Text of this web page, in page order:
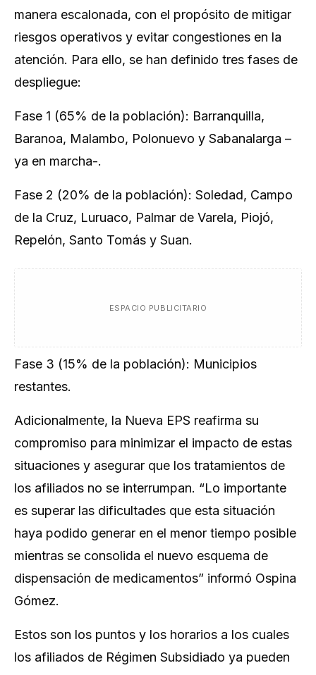
manera escalonada, con el propósito de mitigar
riesgos operativos y evitar congestiones en la
atención. Para ello, se han definido tres fases de
despliegue:
Fase 1 (65% de la población): Barranquilla,
Baranoa, Malambo, Polonuevo y Sabanalarga –
ya en marcha-.
Fase 2 (20% de la población): Soledad, Campo
de la Cruz, Luruaco, Palmar de Varela, Piojó,
Repelón, Santo Tomás y Suan.
ESPACIO PUBLICITARIO
Fase 3 (15% de la población): Municipios
restantes.
Adicionalmente, la Nueva EPS reafirma su
compromiso para minimizar el impacto de estas
situaciones y asegurar que los tratamientos de
los afiliados no se interrumpan. “Lo importante
es superar las dificultades que esta situación
haya podido generar en el menor tiempo posible
mientras se consolida el nuevo esquema de
dispensación de medicamentos” informó Ospina
Gómez.
Estos son los puntos y los horarios a los cuales
los afiliados de Régimen Subsidiado ya pueden